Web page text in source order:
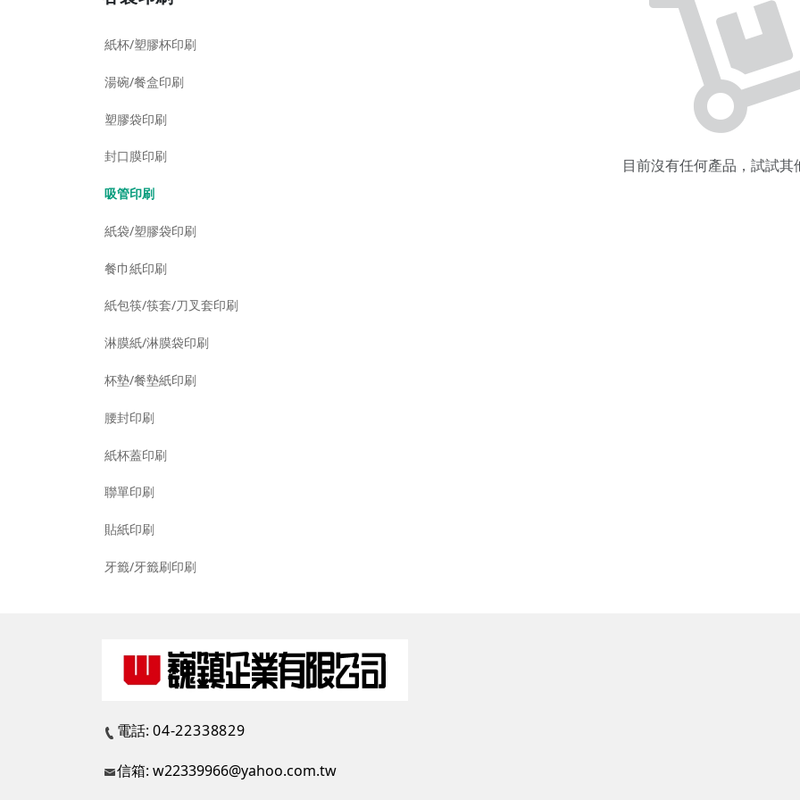
目前沒有任何產品，試試其
紙杯/塑膠杯印刷
湯碗/餐盒印刷
塑膠袋印刷
封口膜印刷
吸管印刷
紙袋/塑膠袋印刷
餐巾紙印刷
紙包筷/筷套/刀叉套印刷
淋膜紙/淋膜袋印刷
杯墊/餐墊紙印刷
腰封印刷
紙杯蓋印刷
聯單印刷
貼紙印刷
牙籤/牙籤刷印刷
電話: 04-22338829
信箱: w22339966@yahoo.com.tw